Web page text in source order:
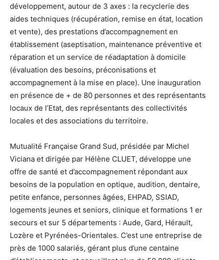
développement, autour de 3 axes : la recyclerie des
aides techniques (récupération, remise en état, location
et vente), des prestations d’accompagnement en
établissement (aseptisation, maintenance préventive et
réparation et un service de réadaptation à domicile
(évaluation des besoins, préconisations et
accompagnement à la mise en place). Une inauguration
en présence de + de 80 personnes et des représentants
locaux de l’Etat, des représentants des collectivités
locales et des associations du territoire.
Mutualité Française Grand Sud, présidée par Michel
Viciana et dirigée par Hélène CLUET, développe une
offre de santé et d’accompagnement répondant aux
besoins de la population en optique, audition, dentaire,
petite enfance, personnes âgées, EHPAD, SSIAD,
logements jeunes et seniors, clinique et formations 1 er
secours et sur 5 départements : Aude, Gard, Hérault,
Lozère et Pyrénées-Orientales. C’est une entreprise de
près de 1000 salariés, gérant plus d’une centaine